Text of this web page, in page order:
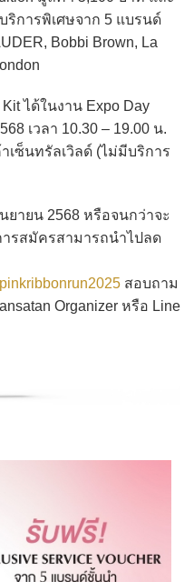
ริการพิเศษจาก 5 แบรนด์
Bobbi Brown, La
ได้ในงาน Expo Day
เวลา 10.30 – 19.00 น.
ซ็นทรัลเวิลด์ (ไม่มีบริการ
ยน 2568 หรือจนกว่าจะ
รสมัครสามารถนำไปลด
สอบถาม
Organizer หรือ Line